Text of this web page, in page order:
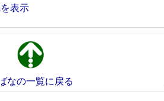
表示
なの一覧に戻る